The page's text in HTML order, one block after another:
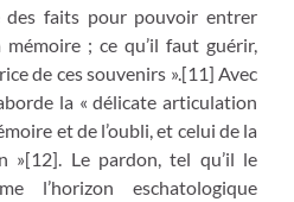
faits pour pouvoir entrer
; ce qu’il faut guérir,
de ces souvenirs ».[11] Avec
la « délicate articulation
et de l’oubli, et celui de la
»[12]. Le pardon, tel qu’il le
l’horizon eschatologique